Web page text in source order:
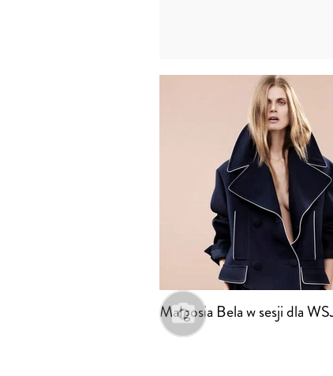
Małgosia Bela w sesji dla